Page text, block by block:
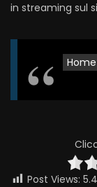
in streaming sul
Home
Post Views: